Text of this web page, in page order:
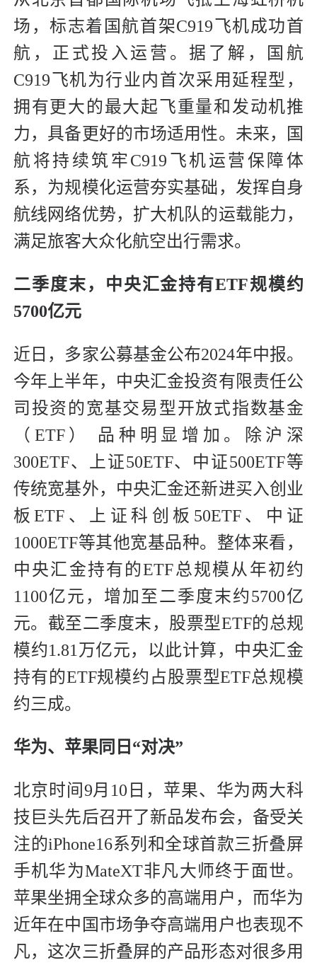
场，标志着国航首架C919飞机成功首
航，正式投入运营。据了解，国航
C919飞机为行业内首次采用延程型，
拥有更大的最大起飞重量和发动机推
力，具备更好的市场适用性。未来，国
航将持续筑牢C919飞机运营保障体
系，为规模化运营夯实基础，发挥自身
航线网络优势，扩大机队的运载能力，
满足旅客大众化航空出行需求。
二季度末， 中央汇金持有ETF规模约
5700亿元
近日，多家公募基金公布2024年中报。
今年上半年，中央汇金投资有限责任公
司投资的宽基交易型开放式指数基金
（ETF） 品种明显增加。除沪深
300ETF、上证50ETF、中证500ETF等
传统宽基外，中央汇金还新进买入创业
板ETF、上证科创板50ETF、中证
1000ETF等其他宽基品种。整体来看，
中央汇金持有的ETF总规模从年初约
1100亿元，增加至二季度末约5700亿
元。截至二季度末，股票型ETF的总规
模约1.81万亿元，以此计算，中央汇金
持有的ETF规模约占股票型ETF总规模
约三成。
华为、苹果同日“对决”
北京时间9月10日，苹果、华为两大科
技巨头先后召开了新品发布会，备受关
注的iPhone16系列和全球首款三折叠屏
手机华为MateXT非凡大师终于面世。
苹果坐拥全球众多的高端用户，而华为
近年在中国市场争夺高端用户也表现不
凡，这次三折叠屏的产品形态对很多用